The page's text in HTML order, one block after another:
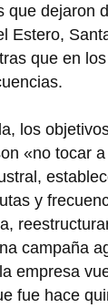
que dejaron
Estero,
que en
los
«no tocar
y
campaña
empresa
fue hace